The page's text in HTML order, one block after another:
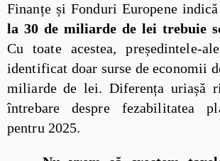
Finanțe și Fonduri Europene
la 30 de miliarde de lei trebuie
Cu toate acestea, președintele-
identificat doar surse de economii
miliarde de lei. Diferența uriașă
întrebare despre fezabilitatea
pentru 2025.